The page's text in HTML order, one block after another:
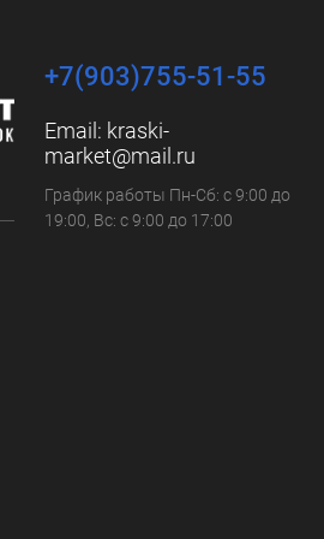
+7(903)755-51-55
Email: kraski-
market@mail.ru
График работы Пн-Сб: с 9:00 до
19:00, Вс: с 9:00 до 17:00